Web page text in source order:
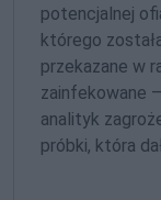
potencjalnej
którego
przekazane w
zainfekowane
analityk
próbki, która